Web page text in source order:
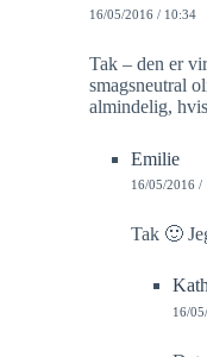
16/05/2016 / 10:34
Tak – den er
smagsneutral
almindelig,
Emilie
16/05/2016 /
Tak 🙂
16/